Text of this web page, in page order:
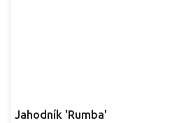
Jahodník 'Rumba'